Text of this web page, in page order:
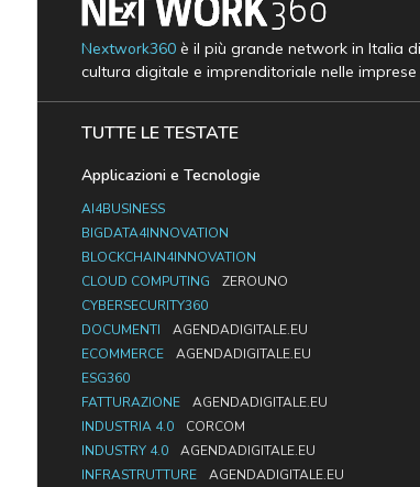
Nextwork360è il più grande network in Italia
cultura digitale e imprenditoriale nelle
TUTTE LE TESTATE
Applicazioni e Tecnologie
AI4BUSINESS
BIGDATA4INNOVATION
BLOCKCHAIN4INNOVATION
CLOUD COMPUTING
ZEROUNO
CYBERSECURITY360
DOCUMENTI
AGENDADIGITALE.EU
ECOMMERCE
AGENDADIGITALE.EU
ESG360
FATTURAZIONE
AGENDADIGITALE.EU
INDUSTRIA 4.0
CORCOM
INDUSTRY 4.0
AGENDADIGITALE.EU
INFRASTRUTTURE
AGENDADIGITALE.EU